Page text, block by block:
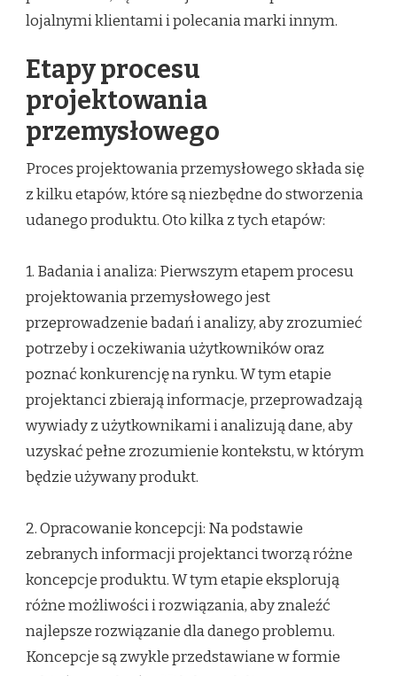
lojalnymi klientami i polecania marki innym.
Etapy procesu
projektowania
przemysłowego
Proces projektowania przemysłowego składa się
z kilku etapów, które są niezbędne do stworzenia
udanego produktu. Oto kilka z tych etapów:
1. Badania i analiza: Pierwszym etapem procesu
projektowania przemysłowego jest
przeprowadzenie badań i analizy, aby zrozumieć
potrzeby i oczekiwania użytkowników oraz
poznać konkurencję na rynku. W tym etapie
projektanci zbierają informacje, przeprowadzają
wywiady z użytkownikami i analizują dane, aby
uzyskać pełne zrozumienie kontekstu, w którym
będzie używany produkt.
2. Opracowanie koncepcji: Na podstawie
zebranych informacji projektanci tworzą różne
koncepcje produktu. W tym etapie eksplorują
różne możliwości i rozwiązania, aby znaleźć
najlepsze rozwiązanie dla danego problemu.
Koncepcje są zwykle przedstawiane w formie